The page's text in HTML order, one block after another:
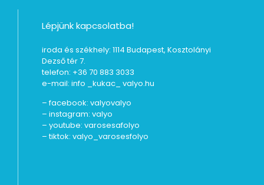
Lépjünk kapcsolatba!
iroda és székhely: 1114 Budapest, Kosztolányi
Dezső tér 7.
telefon: +36 70 883 3033
e-mail: info _kukac_ valyo.hu
– facebook: valyovalyo
– instagram: valyo
– youtube: varosesafolyo
– tiktok: valyo_varosesfolyo